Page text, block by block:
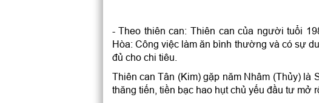
- Theo thiên can: Thiên can của người tuổi
Hòa: Công việc làm ăn bình thường và có sự
đủ cho chi tiêu.
Thiên can Tân (Kim) gặp năm Nhâm (Thủy) là
thăng tiến, tiền bạc hao hụt chủ yếu đầu tư mở